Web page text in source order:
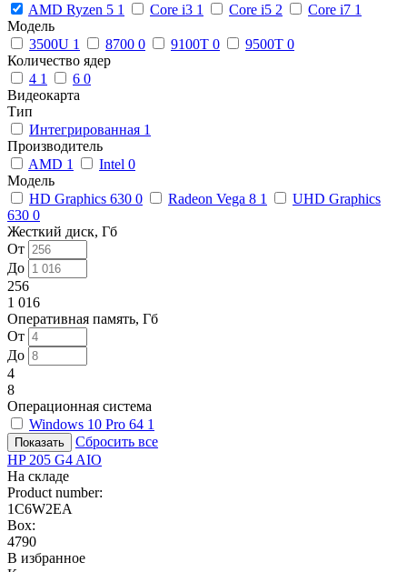
AMD Ryzen 5 1 Core i3 1 Core i5 2 Core i7 1
Модель
3500U 1 8700 0 9100T 0 9500T 0
Количество ядер
4 1 6 0
Видеокарта
Тип
Интегрированная 1
Производитель
AMD 1 Intel 0
Модель
HD Graphics 630 0 Radeon Vega 8 1
UHD Graphics
630 0
Жесткий диск, Гб
От
До
256
1 016
Оперативная память, Гб
От
До
4
8
Операционная система
Windows 10 Pro 64 1
Сбросить все
HP 205 G4 AIO
На складе
Product number:
1C6W2EA
Box:
4790
В избранное